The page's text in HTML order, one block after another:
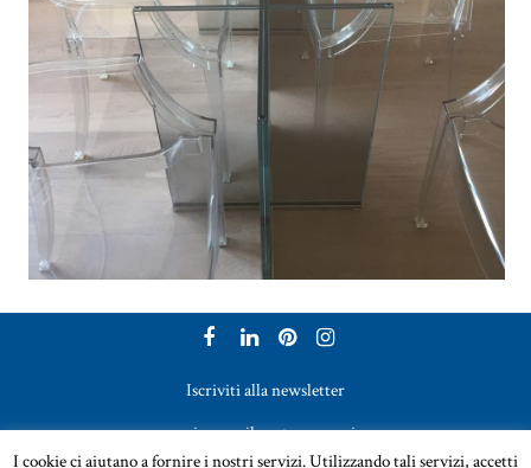
Iscriviti alla newsletter
per ricevere il nostro magazine
I cookie ci aiutano a fornire i nostri servizi. Utilizzando tali servizi, accetti